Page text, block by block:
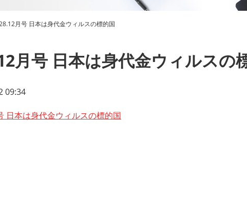
月号 日本は身代金ウィルスの標的国
月号 日本は身代金ウィルスの
09:34
日本は身代金ウィルスの標的国